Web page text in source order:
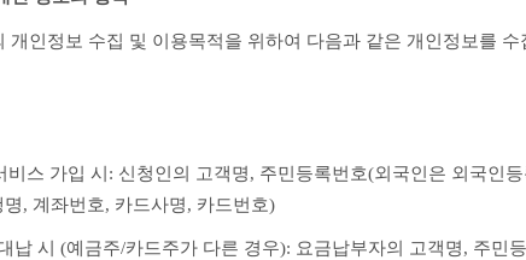
개인정보 수집 및 이용목적을 위하여 다음과 같은 개인정보를 수
비스 가입 시: 신청인의 고객명, 주민등록번호(외국인은 외국인
명, 계좌번호, 카드사명, 카드번호)
납 시 (예금주/카드주가 다른 경우): 요금납부자의 고객명, 주